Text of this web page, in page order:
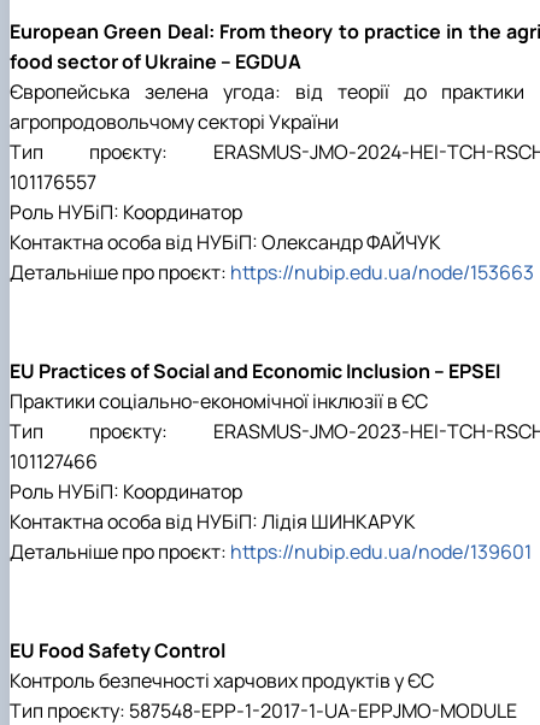
European Green Deal: From theory to practice in the
food sector of Ukraine – EGDUA
Європейська зелена угода: від теорії до практики
агропродовольчому секторі України
Тип проєкту: ERASMUS-JMO-2024-HEI-TCH-
101176557
Роль НУБіП: Координатор
Контактна особа від НУБіП: Олександр ФАЙЧУК
Детальніше про проєкт: https://nubip.edu.ua/node/153663
EU Practices of Social and Economic Inclusion – EPSEI
Практики соціально-економічної інклюзії в ЄС
Тип проєкту: ERASMUS-JMO-2023-HEI-TCH-
101127466
Роль НУБіП: Координатор
Контактна особа від НУБіП: Лідія ШИНКАРУК
Детальніше про проєкт: https://nubip.edu.ua/node/139601
EU Food Safety Control
Контроль безпечності харчових продуктів у ЄС
Тип проєкту: 587548-EPP-1-2017-1-UA-EPPJMO-MODULE